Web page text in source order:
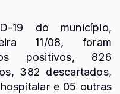
19 do município,
11/08, foram
positivos, 826
382 descartados,
e 05 outras